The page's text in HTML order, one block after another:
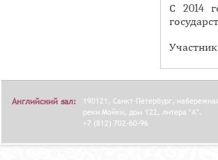
С 2014
Английский зал:
190121, Санкт-Петербург,
реки Мойки, дом 122, литера "А".
+7 (812) 702-60-96